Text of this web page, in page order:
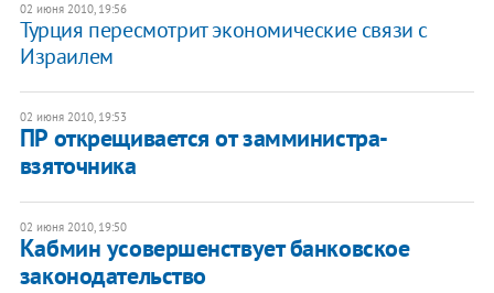
02 июня 2010, 19:56
Турция пересмотрит экономические связи с
Израилем
02 июня 2010, 19:53
ПР открещивается от замминистра-
взяточника
02 июня 2010, 19:50
Кабмин усовершенствует банковское
законодательство